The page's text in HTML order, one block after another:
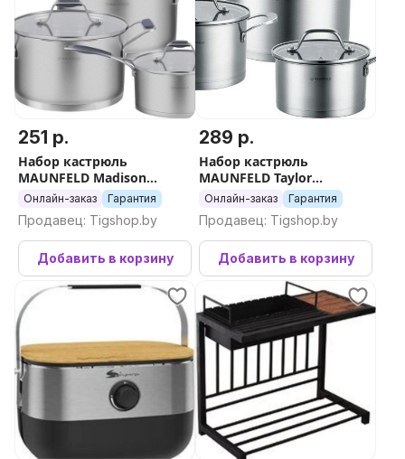
251 р.
Набор кастрюль
MAUNFELD Madison
MF124MS01ST
Онлайн-заказ Гарантия
Продавец: Tigshop.by
Добавить в корзину
289 р.
Набор кастрюль
MAUNFELD Taylor
MF125TL01ST
Онлайн-заказ Гарантия
Продавец: Tigshop.by
Добавить в корзину